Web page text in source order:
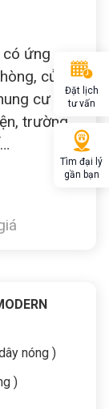
có ứng
cửa đi
cư và
trường
nóng )
)
Đặt lịch
tư vấn
Tìm đại lý
gần bạn